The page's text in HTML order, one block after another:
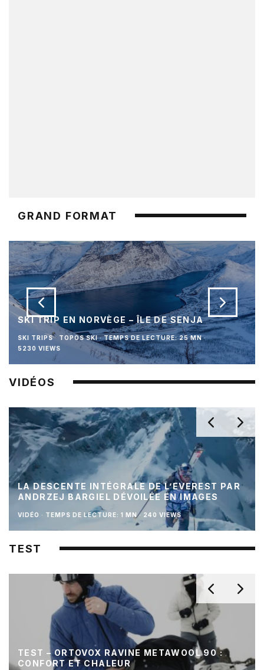
GRAND FORMAT
SKI TRIP EN NORVÈGE – ÎLE DE SENJA
SKI TRIPS TOPOS SKI · TEMPS DE LECTURE: 25 MN ·
5230 VIEWS
VIDÉOS
LA DESCENTE INTÉGRALE DE L’EVEREST PAR
ANDRZEJ BARGIEL DÉVOILÉE EN IMAGES
VIDÉO · TEMPS DE LECTURE: 1 MN · 240 VIEWS
TEST
TEST – ORTOVOX RAVINE METAWOOL 90 :
CONFORT ET CHALEUR